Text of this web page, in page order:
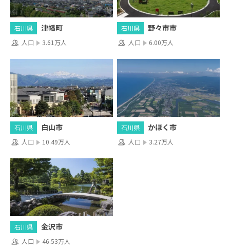
石川県 津幡町
人口 3.61万人
石川県 野々市市
人口 6.00万人
石川県 白山市
人口 10.49万人
石川県 かほく市
人口 3.27万人
石川県 金沢市
人口 46.53万人